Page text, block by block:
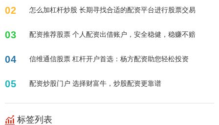
02 怎么加杠杆炒股 长期寻找合适的配资平台进行股票交易
03 配资推荐股票 个人配资出借账户，安全稳健，稳赚不赔
04 信维通信股票 杠杆开户首选：杨方配资助您轻松投资
05 配资炒股门户 选择财富牛，炒股配资更靠谱
标签列表